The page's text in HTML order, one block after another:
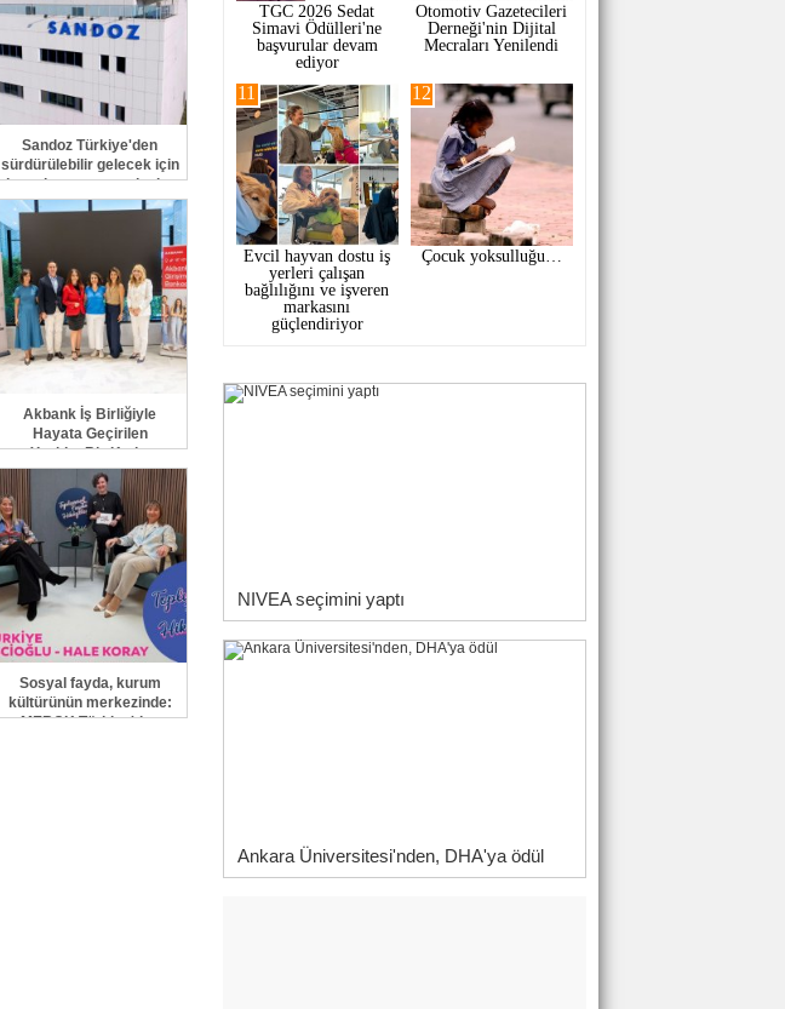
Sandoz Türkiye'den
sürdürülebilir gelecek için
kararlı ve somut adımlar
Akbank İş Birliğiyle
Hayata Geçirilen
YenidenBiz Kadın
Girişimci Okulu, İlk
Mezunlarını Verdi
Sosyal fayda, kurum
kültürünün merkezinde:
MERCK Türkiye'den
TGC 2026 Sedat
Simavi Ödülleri'ne
başvurular devam
ediyor
Otomotiv Gazetecileri
Derneği'nin Dijital
Mecraları Yenilendi
Evcil hayvan dostu iş
yerleri çalışan
bağlılığını ve işveren
markasını
güçlendiriyor
11
Çocuk yoksulluğu…
12
NIVEA seçimini yaptı
Ankara Üniversitesi'nden, DHA'ya ödül